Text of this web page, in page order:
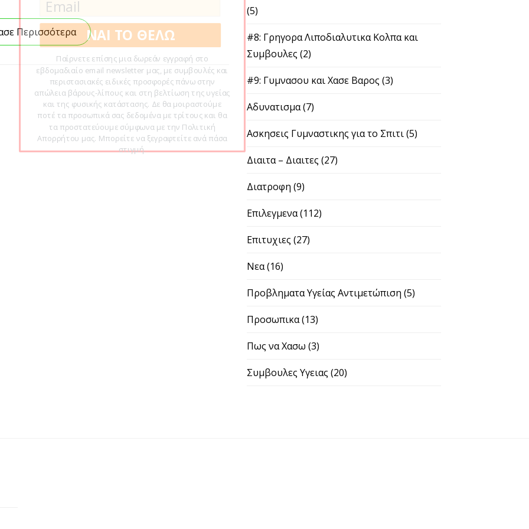
Περισσότερα (2)
#9: Γυμνασου και Χασε Βαρος (3)
Αδυνατισμα(7)
Ασκησεις Γυμναστικης για το Σπιτι (5)
Διαιτα – Διαιτες(27)
Διατροφη(9)
Επιλεγμενα(112)
Επιτυχιες(27)
Νεα(16)
Προβληματα Υγείας Αντιμετώπιση
Προσωπικα
Πως να Χασω(3)
Συμβουλες Υγειας(20)
ΝΑΙ ΤΟ ΘΕΛΩ
Παίρνετε επίσης μια δωρεάν εγγραφή στο εβδομαδιαίο
email newsletter μας, με συμβουλές και περιστασιακές
ειδικές προσφορές πάνω στην απώλεια βάρους-λίπους
και στη βελτίωση της υγείας και της φυσικής κατάστασης.
Δε θα μοιραστούμε ποτέ τα προσωπικά σας δεδομένα με
τρίτους και θα τα προστατεύουμε σύμφωνα με την
Πολιτική Απορρήτου μας. Μπορείτε να ξεγραφτείτε ανά
πάσα στιγμή.